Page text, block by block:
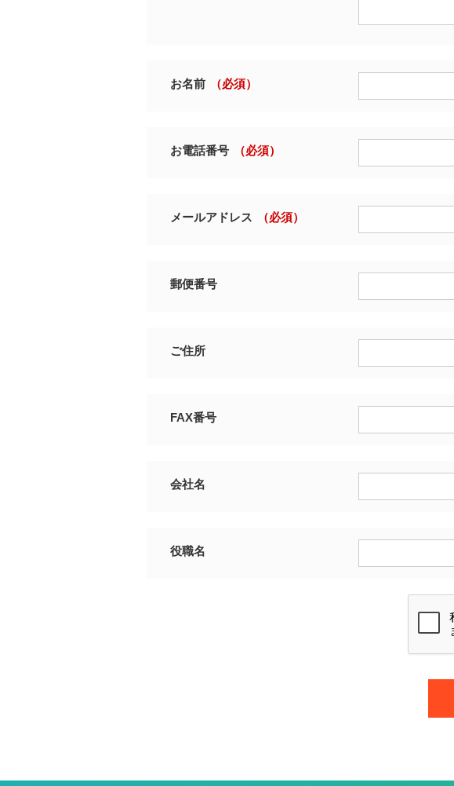
お名前 （必須）
お電話番号 （必須）
メールアドレス （必須）
郵便番号
ご住所
FAX番号
会社名
役職名